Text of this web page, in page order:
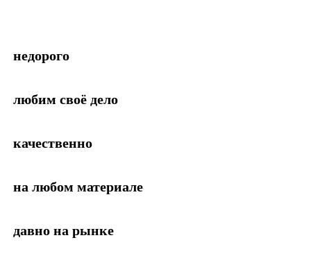
недорого
любим своё дело
качественно
на любом материале
давно на рынке